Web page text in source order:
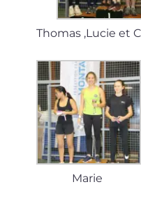
Thomas ‚Lucie et
Marie